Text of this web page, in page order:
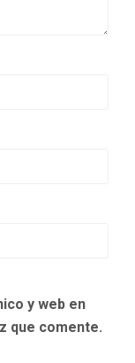
y web en
que comente.